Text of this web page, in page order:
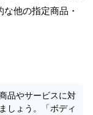
他の指定商品・
品やサービスに対
しょう。「ボディ